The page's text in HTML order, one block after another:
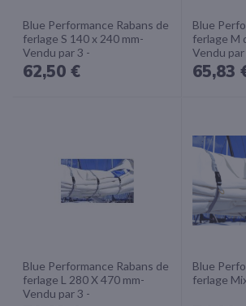
Blue Performance Rabans de
ferlage S 140 x 240 mm-
Vendu par 3 -
62,50 €
Blue
ferlage M
Vendu par
65,83
Blue Performance Rabans de
ferlage L 280 X 470 mm-
Vendu par 3 -
Blue
ferlage